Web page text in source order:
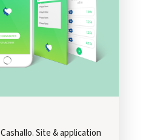
Site & application